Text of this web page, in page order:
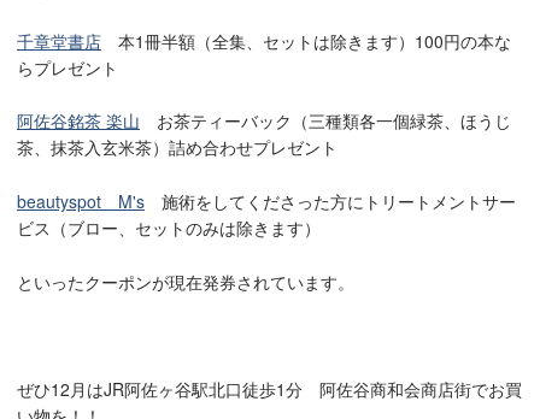
千章堂書店 本1冊半額（全集、セットは除きます）100円の本な
らプレゼント
阿佐谷銘茶 楽山 お茶ティーバック（三種類各一個緑茶、ほうじ
茶、抹茶入玄米茶）詰め合わせプレゼント
beautyspot M's 施術をしてくださった方にトリートメントサー
ビス（ブロー、セットのみは除きます）
といったクーポンが現在発券されています。
ぜひ12月はJR阿佐ヶ谷駅北口徒歩1分 阿佐谷商和会商店街でお買